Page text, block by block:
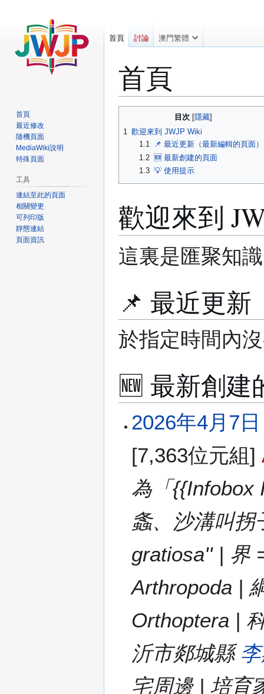
首頁
目次
1 歡迎來到 JWJP Wiki
1.1
📌 最近更新（最新編輯的頁面）
1.2
🆕 最新創建的頁面
1.3 💡 使用提示
歡迎來到
這裏是匯聚知
📌 最近更
於指定時間內
🆕 最新創建
2026年4月7
[7,363位元組]
為「{{Infobox
螽、沙溝叫拐
gratiosa'' | 界
Arthropoda |
Orthoptera |
沂市郯城縣
宅周邊 | 培育
首頁 討論 澳門繁體
首頁
最近修改
隨機頁面
MediaWiki說明
特殊頁面
工具
連結至此的頁面
相關變更
可列印版
靜態連結
頁面資訊